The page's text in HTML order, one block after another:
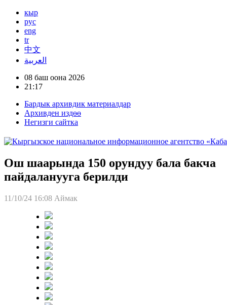
кыр
рус
eng
tr
中文
العربية
08 баш оона 2026
21:17
Бардык архивдик материалдар
Архивден издөө
Негизги сайтка
Ош шаарында 150 орундуу бала бакча
пайдаланууга берилди
11/10/24 16:08 Аймак